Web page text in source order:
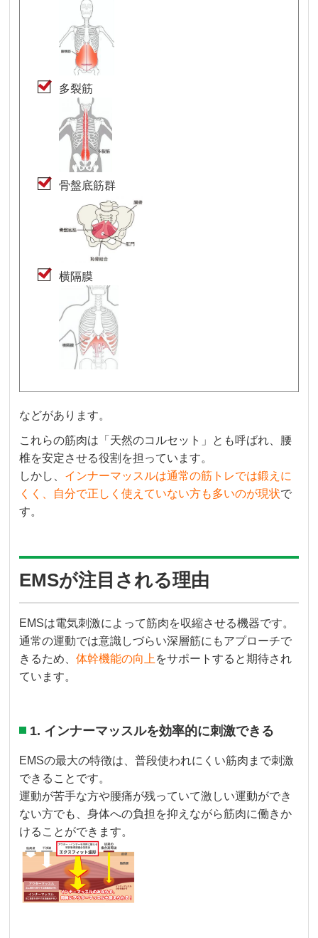
多裂筋
骨盤底筋群
横隔膜
などがあります。
これらの筋肉は「天然のコルセット」とも呼ばれ、腰
椎を安定させる役割を担っています。
しかし、 インナーマッスルは通常の筋トレでは鍛えに
くく、自分で正しく使えていない方も多いのが現状で
す。
EMSが注目される理由
EMSは電気刺激によって筋肉を収縮させる機器です。
通常の運動では意識しづらい深層筋にもアプローチで
きるため、体幹機能の向上 をサポートすると期待され
ています。
1. インナーマッスルを効率的に刺激できる
EMSの最大の特徴は、普段使われにくい筋肉まで刺激
できることです。
運動が苦手な方や腰痛が残っていて激しい運動ができ
ない方でも、身体への負担を抑えながら筋肉に働きか
けることができます。